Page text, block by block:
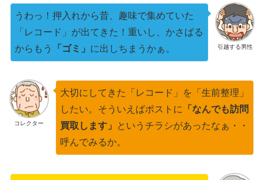
引越する男性
うわっ！押入れから昔、趣味で集めていた
「レコード」が出てきた！重いし、かさばる
からもう
「ゴミ」 に出しちまうかぁ。
コレクター
大切にしてきた「レコード」を「生前整理」
したい。そういえばポストに 「なんでも訪問
買取します」
というチラシがあったなぁ・・
呼んでみるか。